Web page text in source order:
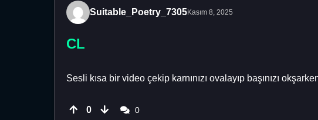
Suitable_Poetry_7305Kasım 8, 2025
CL
Sesli kısa bir video çekip karnınızı ovalayıp başınızı
0 0